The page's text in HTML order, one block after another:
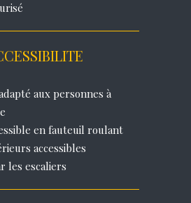
aux personnes à
en fauteuil roulant
accessibles
les escaliers